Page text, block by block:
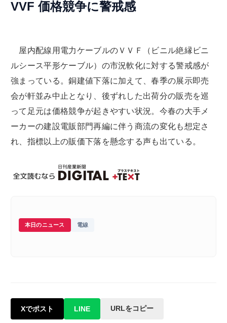
VVF 価格競争に警戒感
屋内配線用電力ケーブルのＶＶＦ（ビニル絶縁ビニ
ルシース平形ケーブル）の市況軟化に対する警戒感が
強まっている。銅建値下落に加えて、春季の展示即売
会が軒並み中止となり、後ずれした出荷分の販売を巡
って足元は価格競争が起きやすい状況。今春の大手メ
ーカーの建設電販部門再編に伴う商流の変化も想定さ
れ、指標以上の販価下落を懸念する声も出ている。
本日のニュース 電線
Xでポスト LINE URLをコピー